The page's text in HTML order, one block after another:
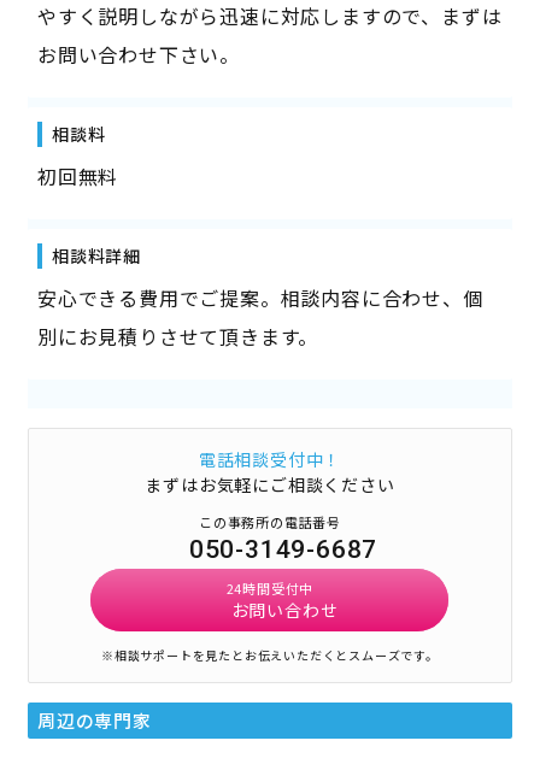
やすく説明しながら迅速に対応しますので、まずは
お問い合わせ下さい。
相談料
初回無料
相談料詳細
安心できる費用でご提案。相談内容に合わせ、個
別にお見積りさせて頂きます。
電話相談受付中！
まずはお気軽にご相談ください
この事務所の電話番号
050-3149-6687
24時間受付中
お問い合わせ
※相談サポートを見たとお伝えいただくとスムーズです。
周辺の専門家